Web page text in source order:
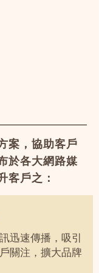
案，協助客戶
於各大網路媒
客戶之：
迅速傳播，吸引
關注，擴大品牌